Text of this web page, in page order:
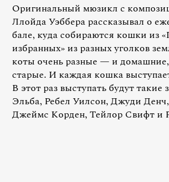
Оригинальный мюзикл с
Ллойда Уэббера рассказывал о
бале, куда собираются кошки из
избранных» из разных уголков
коты очень разные — и
старые. И каждая кошка
В этот раз выступать будут
Эльба, Ребел Уилсон, Джуди
Джеймс Корден, Тейлор Свифт и